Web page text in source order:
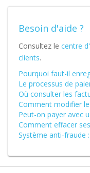
Besoin d'aide ?
Consultez le centre
clients.
Pourquoi faut-il
Le processus de
Où consulter les
Comment modifier
Peut-on payer avec
Comment effacer
Système anti-fraude